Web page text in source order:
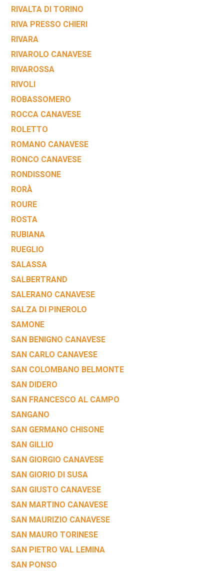
RIVALTA DI TORINO
RIVA PRESSO CHIERI
RIVARA
RIVAROLO CANAVESE
RIVAROSSA
RIVOLI
ROBASSOMERO
ROCCA CANAVESE
ROLETTO
ROMANO CANAVESE
RONCO CANAVESE
RONDISSONE
RORÀ
ROURE
ROSTA
RUBIANA
RUEGLIO
SALASSA
SALBERTRAND
SALERANO CANAVESE
SALZA DI PINEROLO
SAMONE
SAN BENIGNO CANAVESE
SAN CARLO CANAVESE
SAN COLOMBANO BELMONTE
SAN DIDERO
SAN FRANCESCO AL CAMPO
SANGANO
SAN GERMANO CHISONE
SAN GILLIO
SAN GIORGIO CANAVESE
SAN GIORIO DI SUSA
SAN GIUSTO CANAVESE
SAN MARTINO CANAVESE
SAN MAURIZIO CANAVESE
SAN MAURO TORINESE
SAN PIETRO VAL LEMINA
SAN PONSO